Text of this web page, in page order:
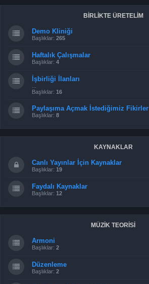
BİRLİKTE ÜRETELİM
Demo Kliniği
Başlıklar: 265
Haftalık Çalışmalar
Başlıklar: 4
İşbirliği İlanları
Başlıklar: 16
Paylaşıma Açmak İstediğimiz Fikirler
Başlıklar: 8
KAYNAKLAR
Canlı Yayınlar İçin Kaynaklar
Başlıklar: 19
Faydalı Kaynaklar
Başlıklar: 12
MÜZİK TEORİSİ
Armoni
Başlıklar: 2
Düzenleme
Başlıklar: 2